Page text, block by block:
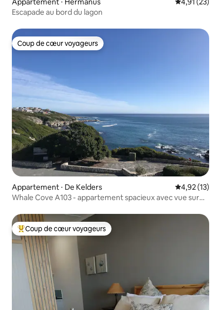
Escapade au bord du lagon
Coup de cœur voyageurs
Coup de cœur voyageurs
Appartement ⋅ De Kelders Évaluation
4,92 (13)
Whale Cove A103 - appartement spacieux avec vue sur
Coups de cœur voyageurs les plus appréciés
Coup de cœur voyageurs